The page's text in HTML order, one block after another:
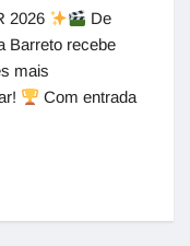
2026
De
Barreto recebe
mais
Com entrada